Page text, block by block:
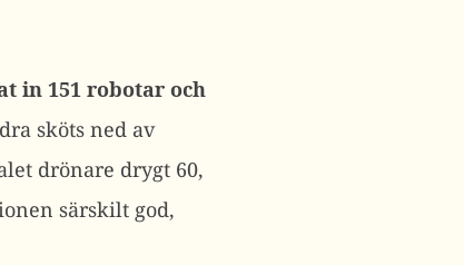
in 151 robotar och
sköts ned av
drönare drygt 60,
särskilt god,